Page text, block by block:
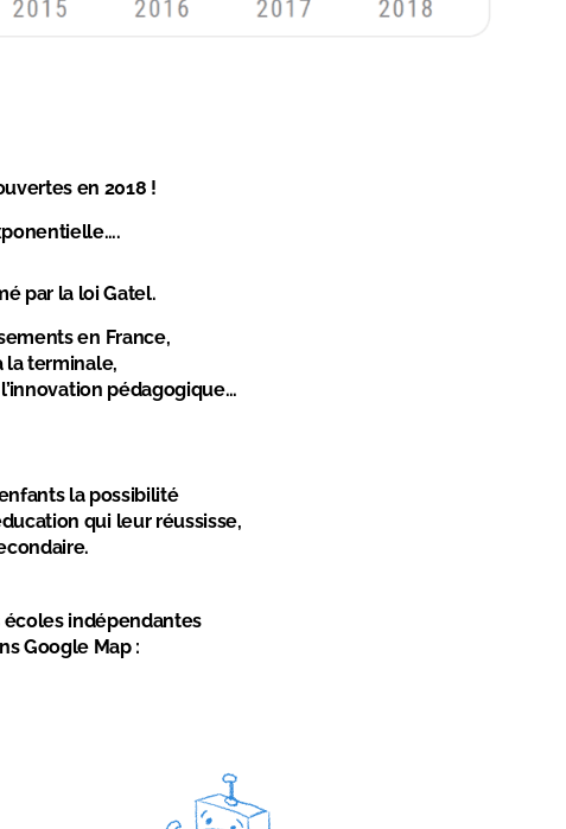
en 2018 !
par la loi Gatel.
en France,
la terminale,
pédagogique…
la possibilité
qui leur réussisse,
écoles indépendantes
Google Map :